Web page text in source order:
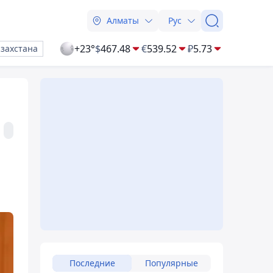
Алматы Рус
+23°$467.48 €539.52 ₽5.73
Последние Популярные